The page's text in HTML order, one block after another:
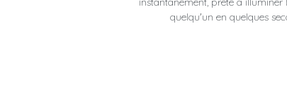
quelqu'un en quelques